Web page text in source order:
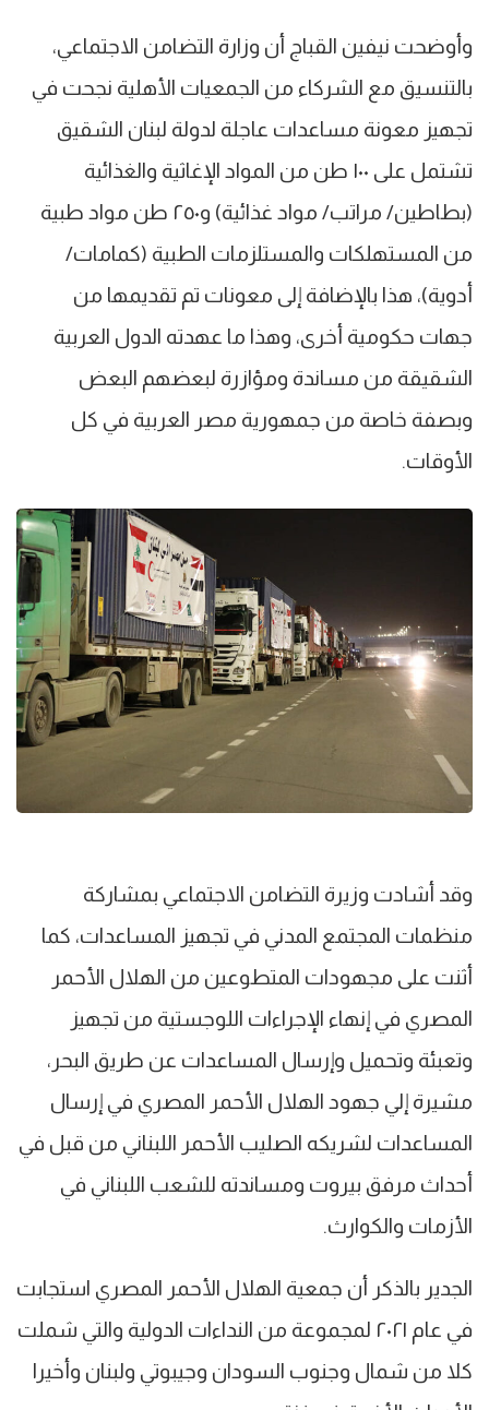
وأوضحت نيفين القباج أن وزارة التضامن الاجتماعي،
بالتنسيق مع الشركاء من الجمعيات الأهلية نجحت في
تجهيز معونة مساعدات عاجلة لدولة لبنان الشقيق
تشتمل على ١٠٠ طن من المواد الإغاثية والغذائية
(بطاطين/ مراتب/ مواد غذائية) و٢٥٠ طن مواد طبية
من المستهلكات والمستلزمات الطبية (كمامات/
أدوية)، هذا بالإضافة إلى معونات تم تقديمها من
جهات حكومية أخرى، وهذا ما عهدته الدول العربية
الشقيقة من مساندة ومؤازرة لبعضهم البعض
وبصفة خاصة من جمهورية مصر العربية في كل
الأوقات.
وقد أشادت وزيرة التضامن الاجتماعي بمشاركة
منظمات المجتمع المدني في تجهيز المساعدات، كما
أثنت على مجهودات المتطوعين من الهلال الأحمر
المصري في إنهاء الإجراءات اللوجستية من تجهيز
وتعبئة وتحميل وإرسال المساعدات عن طريق البحر،
مشيرة إلي جهود الهلال الأحمر المصري في إرسال
المساعدات لشريكه الصليب الأحمر اللبناني من قبل في
أحداث مرفق بيروت ومساندته للشعب اللبناني في
الأزمات والكوارث.
الجدير بالذكر أن جمعية الهلال الأحمر المصري استجابت
في عام ٢٠٢١ لمجموعة من النداءات الدولية والتي شملت
كلا من شمال وجنوب السودان وجيبوتي ولبنان وأخيرا